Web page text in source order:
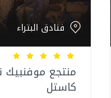
فنادق البتراء
منتجع موفنبيك
كاستل